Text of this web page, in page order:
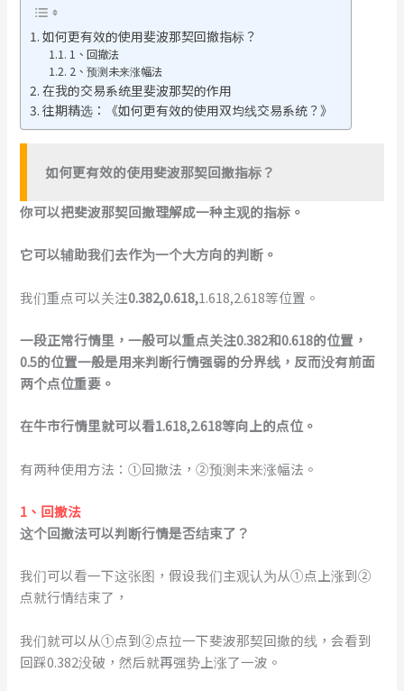
如何更有效的使用斐波那契回撤指标？
1、回撤法
2、预测未来涨幅法
在我的交易系统里斐波那契的作用
往期精选：《如何更有效的使用双均线交易系统？》
如何更有效的使用斐波那契回撤指标？
你可以把斐波那契回撤理解成一种主观的指标。
它可以辅助我们去作为一个大方向的判断。
我们重点可以关注0.382,0.618,1.618,2.618等位置。
一段正常行情里，一般可以重点关注0.382和0.618的位置，
0.5的位置一般是用来判断行情强弱的分界线 ， 反而没有前面
两个点位重要 。
在牛市行情里就可以看1.618,2.618等向上的点位。
有两种使用方法：①回撤法，②预测未来涨幅法。
1、回撤法
这个回撤法可以判断行情是否结束了？
我们可以看一下这张图，假设我们主观认为从①点上涨到②
点就行情结束了，
我们就可以从①点到②点拉一下斐波那契回撤的线，会看到
回踩0.382没破，然后就再强势上涨了一波。